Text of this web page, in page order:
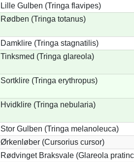
Lille Gulben (Tringa flavipes)
Rødben (Tringa totanus)
Damklire (Tringa stagnatilis)
Tinksmed (Tringa glareola)
Sortklire (Tringa erythropus)
Hvidklire (Tringa nebularia)
Stor Gulben (Tringa melanoleuca)
Ørkenløber (Cursorius cursor)
Rødvinget Braksvale (Glareola